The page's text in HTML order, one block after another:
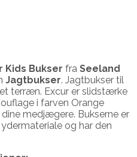
Kids Bukser fra Seeland
Jagtbukser. Jagtbukser til
terræn. Excur er slidstærke
i farven Orange
medjægere. Bukserne er
og har den